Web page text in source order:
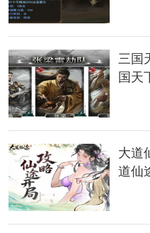
三、T2：西西弗
1、西西弗的爆发伤害比较
同攻击。
给敌人附加减速效果。
小编总结：
以上就是小编为大家整理
三国
国天
大道
道仙